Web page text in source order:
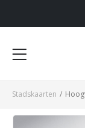
Voor 12:00 uur
Stadskaarten /